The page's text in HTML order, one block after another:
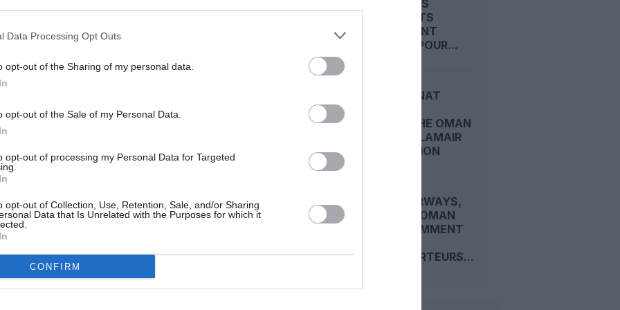
Data Processing Opt Outs
opt-out of the Sharing of my personal data.
opt-out of the Sale of my Personal Data.
opt-out of processing my Personal Data for Targeted
opt-out of Collection, Use, Retention, Sale, and/or Sharing
Data that Is Unrelated with the Purposes for which it
CONFIRM
dessert CDG depuis au moins
seulement..
😉
RÉPONDRE
UN COMMENTAIRE
QUAND LES
AÉROPORTS
DEVIENNENT
REFUGES POUR...
LE SULTANAT
RAPPROCHE OMAN
AIR ET SALAMAIR
SANS FUSION
QATAR AIRWAYS,
GULF AIR, OMAN
AIR… : COMMENT
TRANSPORTEURS...